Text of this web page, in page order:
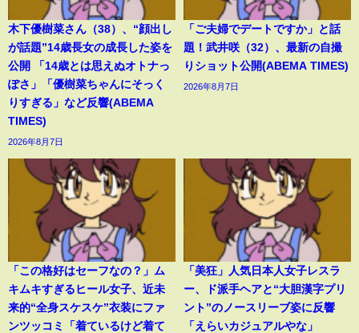
木下優樹菜さん（38）、“顔出し
が話題”14歳長女の成長した姿を
公開 「14歳とは思えぬオトナっ
ぽさ」「優樹菜ちゃんにそっく
りすぎる」など反響(ABEMA
TIMES)
2026年8月7日
「ご夫婦でデートですか」と話
題！武井咲（32）、最新の自撮
りショット公開(ABEMA TIMES)
2026年8月7日
「この格好はセーフなの？」ム
キムキすぎるヒール女子、近未
来的“全身スケスケ”衣装にファ
ンツッコミ「着ているけど着て
「美狂」人気日本人女子レスラ
ー、ド派手ヘアと“大胆漢字プリ
ント”のノースリーブ姿に反響
「えらいカジュアルやな」